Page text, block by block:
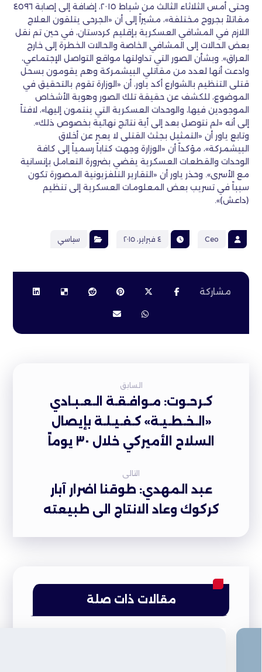
وحتى أمس الثلاثاء الثالث من شباط ٢٠١٥، إضافة إلى إصابة ٤٥٩٦
مقاتلاً بجروح مختلفة»، مشيراً إلى أن «الجرحى يتلقون العلاج
اللازم في المشافي العسكرية بإقليم كردستان، في حين تم نقل
بعض الحالات إلى المشافي الخاصة والحالات الخطرة إلى خارج
العراق». وبشأن الصور التي تداولتها مواقع التواصل الإجتماعي،
وادعت أنها لعدد من مقاتلي البيشمركة وهم يقومون بسحل
قتلى التنظيم بالشوارع أكد ياور، أن «الوزارة تقوم بالتحقيق في
الموضوع، للكشف عن حقيقة تلك الصور وهوية الأشخاص
الموجودين فيها، والوحدات العسكرية التي ينتمون إليها»، لافتاً
إلى أنه «لم نتوصل بعد إلى أية نتائج نهائية بخصوص ذلك».
وتابع ياور أن «التمثيل بجثث القتلى لا يعبر عن أخلاق
البيشمركة»، مؤكداً أن «الوزارة وجهت كتاباً رسمياً إلى كافة
الوحدات والقطعات العسكرية يقضي بضرورة التعامل بإنسانية
مع الأسرى». وحذر ياور أن «التقارير التلفزيونية المصورة تكون
سبباً في تسريب بعض المعلومات العسكرية إلى تنظيم
(داعش)».
Ceo ٤ فبراير، ٢٠١٥ سياسي
السابق
كـرحـوت: مـوافـقـة الـعـبـادي
«الـخـطـيـة» كـفـيـلـة بإيصال
السلاح الأميركي خلال ٣٠ يوماً
التالى
عبد المهدي: طوقنا اضرار آبار
كركوك وعاد الانتاج الى طبيعته
مقالات ذات صلة